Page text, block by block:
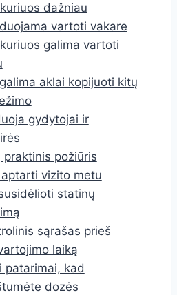
dažniau
vartoti vakare
galima vartoti
aklai kopijuoti kitų
gydytojai ir
praktinis požiūris
vizito metu
statinų
sąrašas prieš
laiką
patarimai, kad
dozės